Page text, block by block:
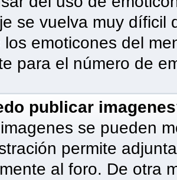
se vuelva muy díficil
los emoticones del
para el número de
publicar
se pueden
permite
al foro. De otra